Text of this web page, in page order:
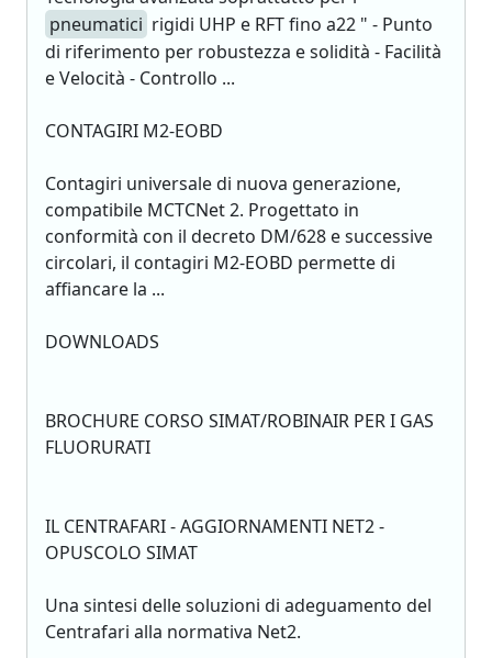
pneumatici rigidi UHP e RFT fino a22 " - Punto
di riferimento per robustezza e solidità - Facilità
e Velocità - Controllo ...
CONTAGIRI M2-EOBD
Contagiri universale di nuova generazione,
compatibile MCTCNet 2. Progettato in
conformità con il decreto DM/628 e successive
circolari, il contagiri M2-EOBD permette di
affiancare la ...
DOWNLOADS
BROCHURE CORSO SIMAT/ROBINAIR PER I GAS
FLUORURATI
IL CENTRAFARI - AGGIORNAMENTI NET2 -
OPUSCOLO SIMAT
Una sintesi delle soluzioni di adeguamento del
Centrafari alla normativa Net2.